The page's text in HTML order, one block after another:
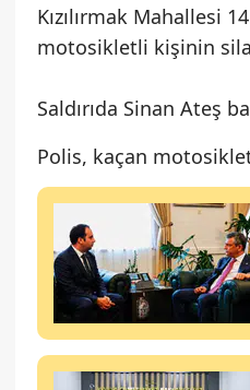
Kızılırmak Mahallesi
motosikletli kişinin
Saldırıda Sinan Ateş
Polis, kaçan